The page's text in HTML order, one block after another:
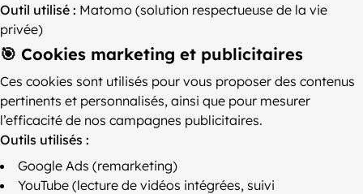
Outil utilisé : Matomo (solution respectueuse de la vie
privée)
🎯 Cookies marketing et publicitaires
Ces cookies sont utilisés pour vous proposer des contenus
pertinents et personnalisés, ainsi que pour mesurer
l’efficacité de nos campagnes publicitaires.
Outils utilisés :
Google Ads (remarketing)
YouTube (lecture de vidéos intégrées, suivi